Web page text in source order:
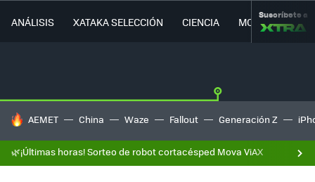
ANÁLISIS XATAKA SELECCIÓN CIENCIA MOVILIDAD
Suscríbete a
HOY SE HABLA DE
AEMET China Waze Fallout Generación Z
🌿¡Últimas horas! Sorteo de robot cortacésped Mova ViAX